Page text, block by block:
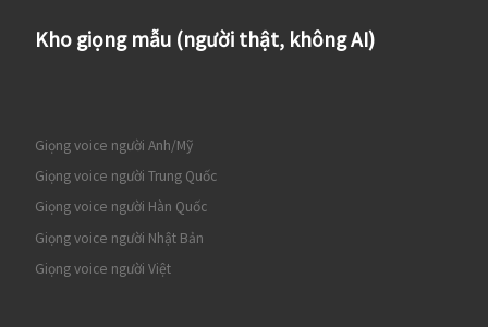
Kho giọng mẫu (người thật, không AI)
Giọng voice người Anh/Mỹ
Giọng voice người Trung Quốc
Giọng voice người Hàn Quốc
Giọng voice người Nhật Bản
Giọng voice người Việt